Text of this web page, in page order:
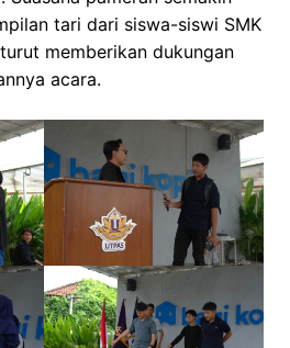
tari dari siswa-siswi SMK
memberikan dukungan
acara.